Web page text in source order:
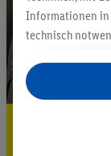
5.95
Informationen in
technisch
auch durch
Verantwortliche;
insgesamt
Statistik-